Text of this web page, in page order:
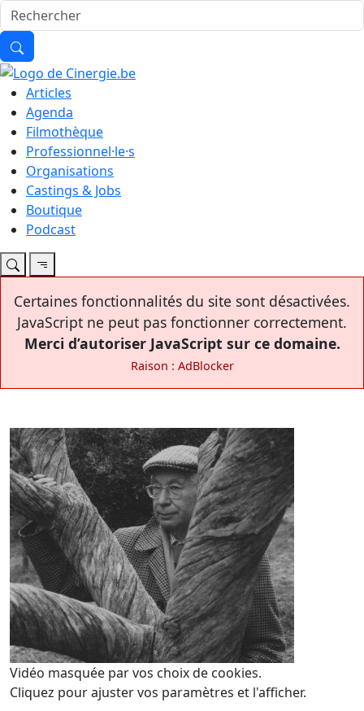
Articles
Agenda
Filmothèque
Professionnel·le·s
Organisations
Castings & Jobs
Boutique
Podcast
Certaines fonctionnalités du site sont désactivées.
JavaScript ne peut pas fonctionner correctement.
Merci d’autoriser JavaScript sur ce domaine.
Raison : AdBlocker
Vidéo masquée par vos choix de cookies.
Cliquez pour ajuster vos paramètres et l'afficher.